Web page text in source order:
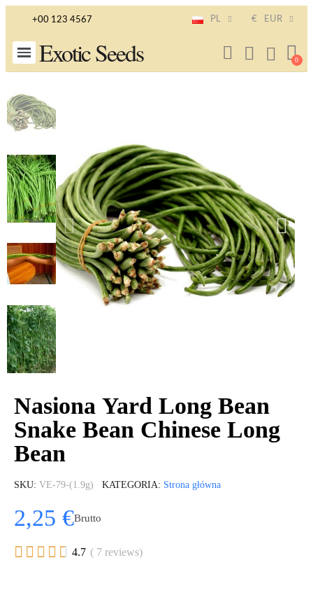
+00 123 4567 PL € EUR
Exotic Seeds
Nasiona Yard Long Bean
Snake Bean Chinese Long
Bean
SKU VE-79-(1.9g) KATEGORIA Strona główna
2,25 €Brutto
     4.7 ( 7 reviews)